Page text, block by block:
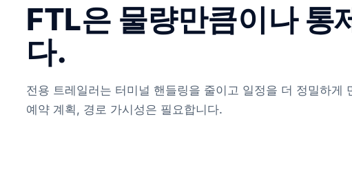
FTL은 물량만큼이나 통
다.
전용 트레일러는 터미널 핸들링을 줄이고 일정을 더 정밀하게
예약 계획, 경로 가시성은 필요합니다.